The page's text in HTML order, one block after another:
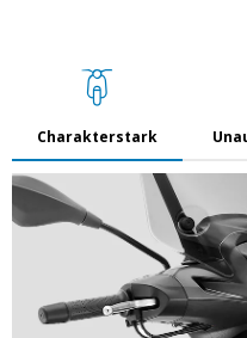
Charakterstark